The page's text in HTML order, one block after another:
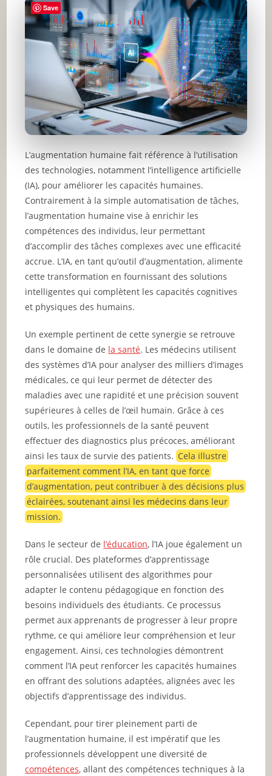
L’augmentation humaine fait référence à l’utilisation
des technologies, notamment l’intelligence artificielle
(IA), pour améliorer les capacités humaines.
Contrairement à la simple automatisation de tâches,
l’augmentation humaine vise à enrichir les
compétences des individus, leur permettant
d’accomplir des tâches complexes avec une efficacité
accrue. L’IA, en tant qu’outil d’augmentation, alimente
cette transformation en fournissant des solutions
intelligentes qui complètent les capacités cognitives
et physiques des humains.
Un exemple pertinent de cette synergie se retrouve
dans le domaine de la santé. Les médecins utilisent
des systèmes d’IA pour analyser des milliers d’images
médicales, ce qui leur permet de détecter des
maladies avec une rapidité et une précision souvent
supérieures à celles de l’œil humain. Grâce à ces
outils, les professionnels de la santé peuvent
effectuer des diagnostics plus précoces, améliorant
ainsi les taux de survie des patients.Cela illustre
parfaitement comment l’IA, en tant que force
d’augmentation, peut contribuer à des décisions plus
éclairées, soutenant ainsi les médecins dans leur
mission.
Dans le secteur de l’éducation, l’IA joue également un
rôle crucial. Des plateformes d’apprentissage
personnalisées utilisent des algorithmes pour
adapter le contenu pédagogique en fonction des
besoins individuels des étudiants. Ce processus
permet aux apprenants de progresser à leur propre
rythme, ce qui améliore leur compréhension et leur
engagement. Ainsi, ces technologies démontrent
comment l’IA peut renforcer les capacités humaines
en offrant des solutions adaptées, alignées avec les
objectifs d’apprentissage des individus.
Cependant, pour tirer pleinement parti de
l’augmentation humaine, il est impératif que les
professionnels développent une diversité de
compétences, allant des compétences techniques à la
Save